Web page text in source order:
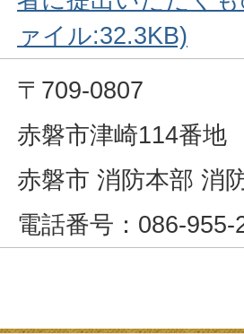
ァイル:32.3KB)
〒709-0807
赤磐市津崎114番地
赤磐市 消防本部 消
電話番号：086-955-